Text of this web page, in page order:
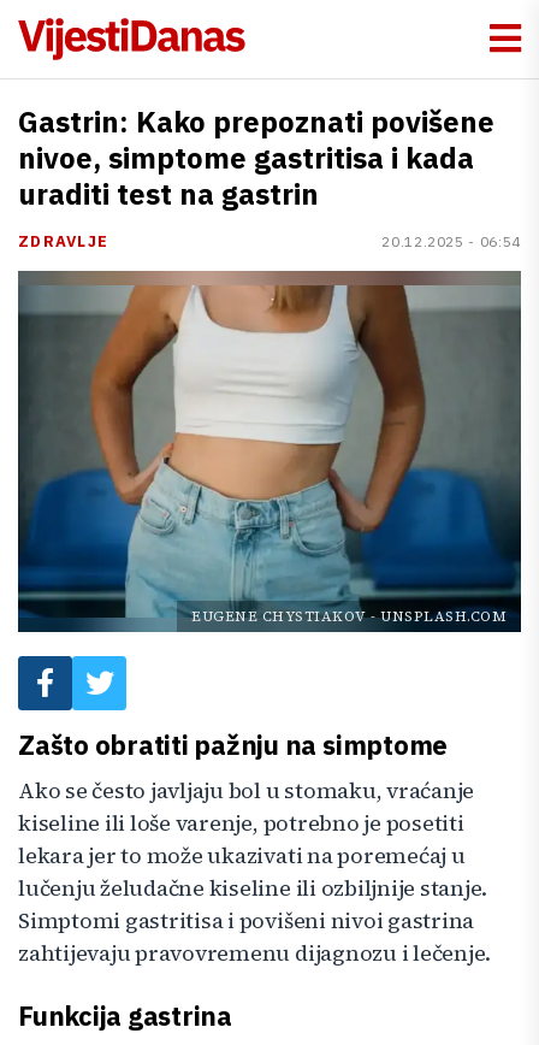
Gastrin: Kako prepoznati povišene
nivoe, simptome gastritisa i kada
uraditi test na gastrin
ZDRAVLJE 20.12.2025 - 06:54
EUGENE CHYSTIAKOV-UNSPLASH.COM
Zašto obratiti pažnju na simptome
Ako se često javljaju bol u stomaku, vraćanje
kiseline ili loše varenje, potrebno je posetiti
lekara jer to može ukazivati na poremećaj u
lučenju želudačne kiseline ili ozbiljnije stanje.
Simptomi gastritisa i povišeni nivoi gastrina
zahtijevaju pravovremenu dijagnozu i lečenje.
Funkcija gastrina